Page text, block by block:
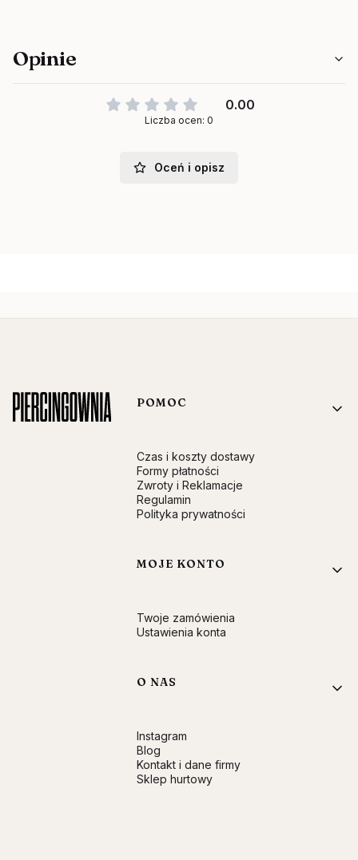
Opinie
0.00
Liczba ocen: 0
Oceń i opisz
Linki w stopce
POMOC
Czas i koszty dostawy
Formy płatności
Zwroty i Reklamacje
Regulamin
Polityka prywatności
MOJE KONTO
Twoje zamówienia
Ustawienia konta
O NAS
Instagram
Blog
Kontakt i dane firmy
Sklep hurtowy